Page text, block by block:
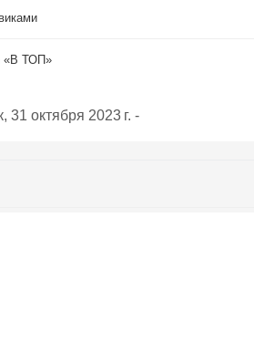
«В ТОП»
31 октября 2023 г. -